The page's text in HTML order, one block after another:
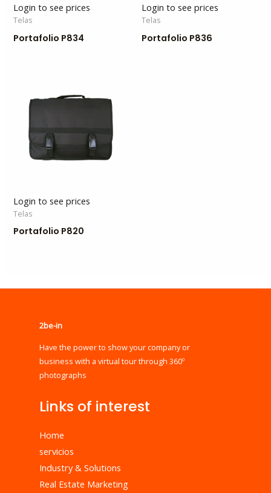
Login to see prices
Telas
Portafolio P834
Login to see prices
Telas
Portafolio P836
Login to see prices
Telas
Portafolio P820
2be-in
Have the power to show your company or
business with a virtual tour through 360º
photographs
Links of interest
Home
servicios
Industry & Solutions
Real Estate Marketing